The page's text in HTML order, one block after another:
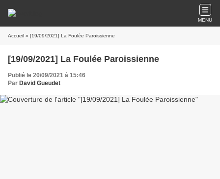
MENU
Accueil » [19/09/2021] La Foulée Paroissienne
[19/09/2021] La Foulée Paroissienne
Publié le 20/09/2021 à 15:46
Par David Gueudet